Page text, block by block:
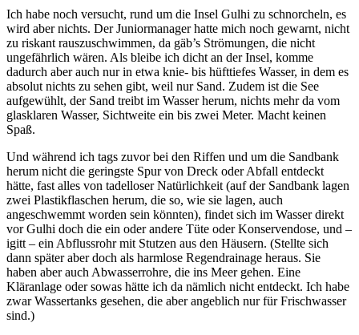
Ich habe noch versucht, rund um die Insel Gulhi zu schnorcheln, es
wird aber nichts. Der Juniormanager hatte mich noch gewarnt, nicht
zu riskant rauszuschwimmen, da gäb’s Strömungen, die nicht
ungefährlich wären. Als bleibe ich dicht an der Insel, komme
dadurch aber auch nur in etwa knie- bis hüfttiefes Wasser, in dem es
absolut nichts zu sehen gibt, weil nur Sand. Zudem ist die See
aufgewühlt, der Sand treibt im Wasser herum, nichts mehr da vom
glasklaren Wasser, Sichtweite ein bis zwei Meter. Macht keinen
Spaß.
Und während ich tags zuvor bei den Riffen und um die Sandbank
herum nicht die geringste Spur von Dreck oder Abfall entdeckt
hätte, fast alles von tadelloser Natürlichkeit (auf der Sandbank lagen
zwei Plastikflaschen herum, die so, wie sie lagen, auch
angeschwemmt worden sein könnten), findet sich im Wasser direkt
vor Gulhi doch die ein oder andere Tüte oder Konservendose, und –
igitt – ein Abflussrohr mit Stutzen aus den Häusern. (Stellte sich
dann später aber doch als harmlose Regendrainage heraus. Sie
haben aber auch Abwasserrohre, die ins Meer gehen. Eine
Kläranlage oder sowas hätte ich da nämlich nicht entdeckt. Ich habe
zwar Wassertanks gesehen, die aber angeblich nur für Frischwasser
sind.)